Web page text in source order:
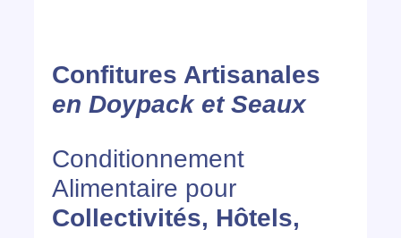
Confitures Artisanales
en Doypack et Seaux
Conditionnement
Alimentaire pour
Collectivités, Hôtels,